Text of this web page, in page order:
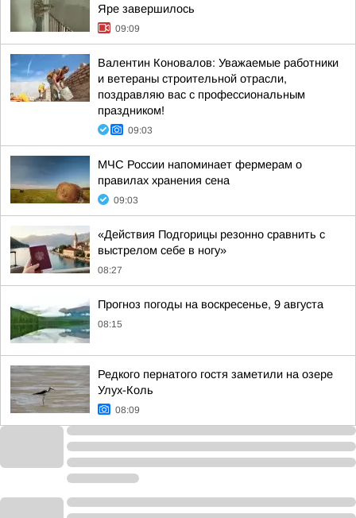
Яре завершилось
09:09
Валентин Коновалов: Уважаемые работники
и ветераны строительной отрасли,
поздравляю вас с профессиональным
праздником!
09:03
МЧС России напоминает фермерам о
правилах хранения сена
09:03
«Действия Подгорицы резонно сравнить с
выстрелом себе в ногу»
08:27
Прогноз погоды на воскресенье, 9 августа
08:15
Редкого пернатого гостя заметили на озере
Улух-Коль
08:09